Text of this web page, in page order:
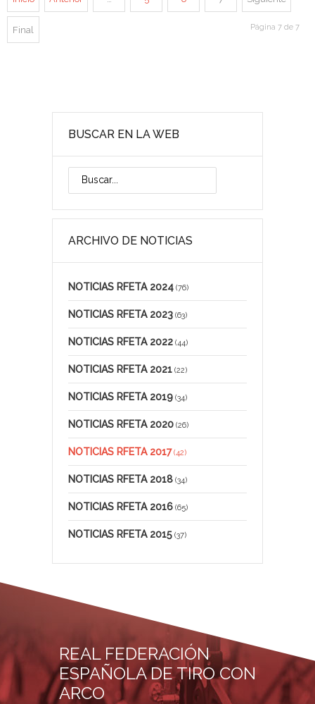
Final Página 7 de 7
BUSCAR EN LA WEB
ARCHIVO DE NOTICIAS
NOTICIAS RFETA 2024 (76)
NOTICIAS RFETA 2023 (63)
NOTICIAS RFETA 2022 (44)
NOTICIAS RFETA 2021 (22)
NOTICIAS RFETA 2019 (34)
NOTICIAS RFETA 2020 (26)
NOTICIAS RFETA 2017(42)
NOTICIAS RFETA 2018 (34)
NOTICIAS RFETA 2016 (65)
NOTICIAS RFETA 2015 (37)
REAL FEDERACIÓN
ESPAÑOLA DE TIRO CON
ARCO